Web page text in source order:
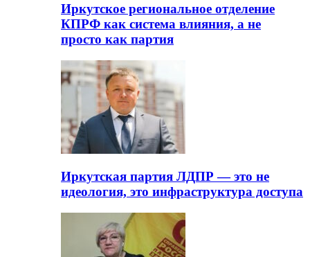
Иркутское региональное отделение
КПРФ как система влияния, а не
просто как партия
Иркутская партия ЛДПР — это не
идеология, это инфраструктура доступа